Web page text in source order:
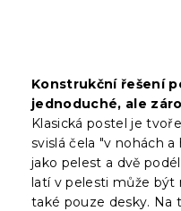
Konstrukční řešení
jednoduché, ale
Klasická postel je
svislá čela "v nohách
jako pelest a dvě
latí v pelesti může
také pouze desky. Na